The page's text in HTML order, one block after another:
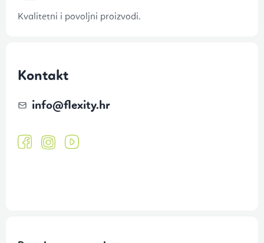
Kvalitetni i povoljni proizvodi.
Kontakt
info@flexity.hr